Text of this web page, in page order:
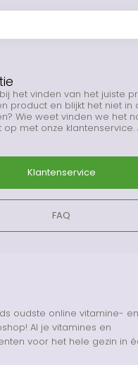
het vinden van het juiste
product en blijkt het niet in
Wie weet vinden we het
met onze klantenservice.
Klantenservice
FAQ
oudste online vitamine- en
Al je vitamines en
voor het hele gezin in